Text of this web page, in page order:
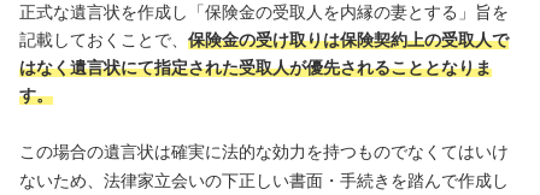
正式な遺言状を作成し「保険金の受取人を内縁の妻とする」旨を
記載しておくことで、 保険金の受け取りは保険契約上の受取人で
はなく遺言状にて指定された受取人が優先されることとなりま
す。
この場合の遺言状は確実に法的な効力を持つものでなくてはいけ
ないため、法律家立会いの下正しい書面・手続きを踏んで作成し